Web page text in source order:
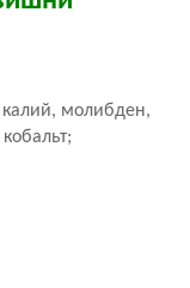
молибден,